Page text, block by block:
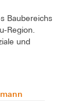
Baubereichs
Region.
und